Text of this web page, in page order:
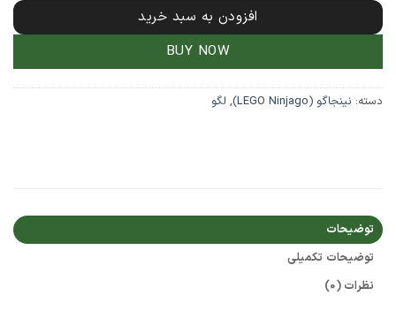
افزودن به سبد خرید
BUY NOW
دسته:نینجاگو (LEGO Ninjago) ,لگو
توضیحات
توضیحات تکمیلی
نظرات (0)